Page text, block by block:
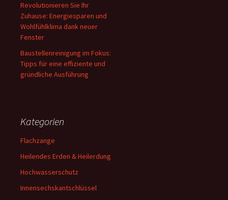
Revolutionieren Sie Ihr
Zuhause: Energiesparen und
Wohlfühlklima dank neuer
Fenster
Baustellenreinigung im Fokus:
Tipps für eine effiziente und
gründliche Ausführung
Kategorien
Flachzange
Heilendes Erden & Heilerdung
Hochwasserschutz
Innensechskantschlüssel